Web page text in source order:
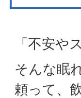
「不安や
そんな眠
頼って、